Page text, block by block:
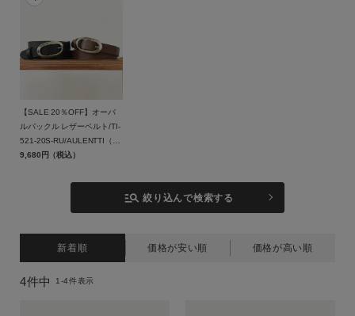
商品タイプ
価格
在庫あり
【SALE 20％OFF】オーバ
ルバックル レザーベルト/TI-
521-20S-RU/AULENTTI（オ
ーレンティー）【返品交換不
9,680円（税込）
manage_search 絞り込んで検索する
新着順 価格が安い順 価格が高い順
4件中 1-4件表示